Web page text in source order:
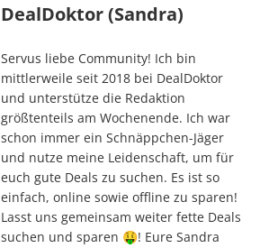
DealDoktor (Sandra)
Servus liebe Community! Ich bin
mittlerweile seit 2018 bei DealDoktor
und unterstütze die Redaktion
größtenteils am Wochenende. Ich war
schon immer ein Schnäppchen-Jäger
und nutze meine Leidenschaft, um für
euch gute Deals zu suchen. Es ist so
einfach, online sowie offline zu sparen!
Lasst uns gemeinsam weiter fette Deals
suchen und sparen 🤑! Eure Sandra